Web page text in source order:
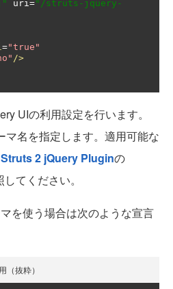
uri="/struts-jquery-
="true"
/>
UIの利用設定を行います。
マ名を指定します。適用可能な
Struts 2 jQuery Pluginの
てください。
を使う場合は次のような宣言
抜粋）